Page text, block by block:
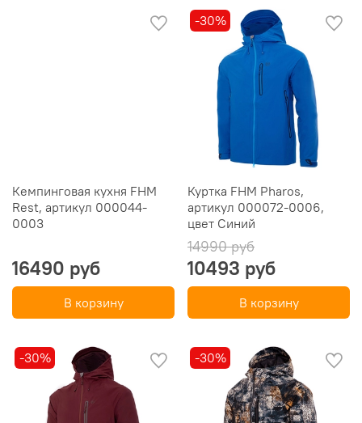
Кемпинговая кухня FHM
Rest, артикул 000044-
0003
16490 руб
В корзину
-30%
Куртка FHM Pharos,
артикул 000072-0006,
цвет Синий
14990 руб
10493 руб
В корзину
-30% -30%